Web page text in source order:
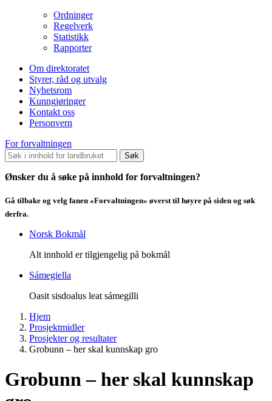
Ordninger
Regelverk
Statistikk
Rapporter
Om direktoratet
Styrer, råd og utvalg
Nyhetsrom
Kunngjøringer
Kontakt oss
Personvern
For forvaltningen
Søk
Ønsker du å søke på innhold for forvaltningen?
Gå tilbake og velg fanen «Forvaltningen» øverst til høyre på siden og søk
derfra.
Norsk Bokmål
Alt innhold er tilgjengelig på bokmål
Sámegiella
Oasit sisdoalus leat sámegilli
Hjem
Prosjektmidler
Prosjekter og resultater
Grobunn – her skal kunnskap gro
Grobunn – her skal kunnskap